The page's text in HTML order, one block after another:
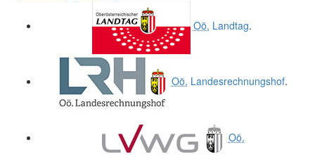
Oö. Landtag.
Oö. Landesrechnungshof.
Oö.